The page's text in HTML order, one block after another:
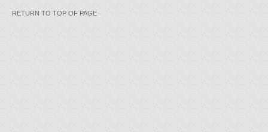
RETURN TO TOP OF PAGE